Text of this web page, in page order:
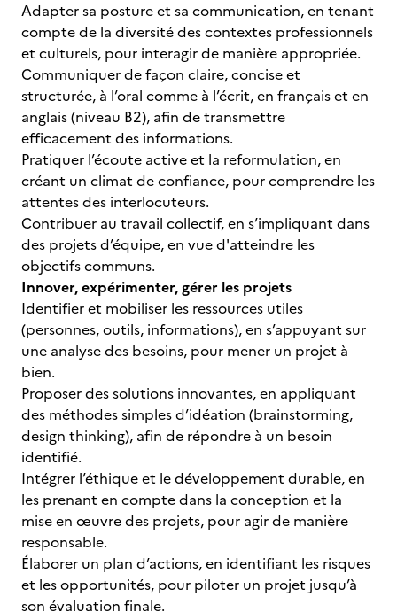
Adapter sa posture et sa communication, en tenant
compte de la diversité des contextes professionnels
et culturels, pour interagir de manière appropriée.
Communiquer de façon claire, concise et
structurée, à l’oral comme à l’écrit, en français et en
anglais (niveau B2), afin de transmettre
efficacement des informations.
Pratiquer l’écoute active et la reformulation, en
créant un climat de confiance, pour comprendre les
attentes des interlocuteurs.
Contribuer au travail collectif, en s’impliquant dans
des projets d’équipe, en vue d'atteindre les
objectifs communs.
Innover, expérimenter, gérer les projets
Identifier et mobiliser les ressources utiles
(personnes, outils, informations), en s’appuyant sur
une analyse des besoins, pour mener un projet à
bien.
Proposer des solutions innovantes, en appliquant
des méthodes simples d’idéation (brainstorming,
design thinking), afin de répondre à un besoin
identifié.
Intégrer l’éthique et le développement durable, en
les prenant en compte dans la conception et la
mise en œuvre des projets, pour agir de manière
responsable.
Élaborer un plan d’actions, en identifiant les risques
et les opportunités, pour piloter un projet jusqu’à
son évaluation finale.